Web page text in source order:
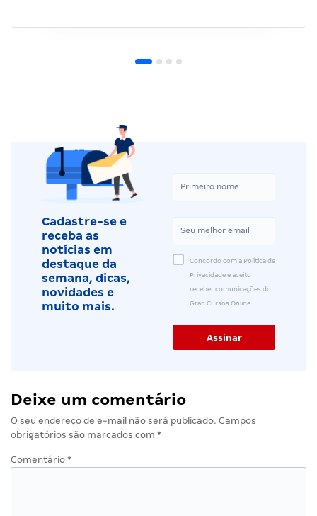
Cadastre-se e
receba as
notícias em
destaque da
semana, dicas,
novidades e
muito mais.
Concordo com a Política de
Privacidade e aceito
receber comunicações do
Gran Cursos Online.
Deixe um comentário
O seu endereço de e-mail não será publicado. Campos
obrigatórios são marcados com *
Comentário *